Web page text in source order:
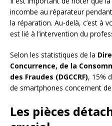
incombe au réparateur
la réparation. Au-delà, c’est à
est lié à l’intervention du
Selon les statistiques de la
Concurrence, de la
des Fraudes (DGCCRF), 15%
de smartphones concernent
Les pièces